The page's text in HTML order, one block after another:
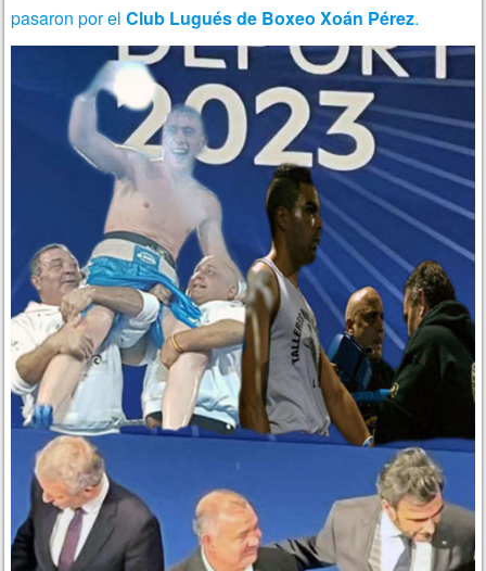
pasaron por elClub Lugués de Boxeo Xoán Pérez.